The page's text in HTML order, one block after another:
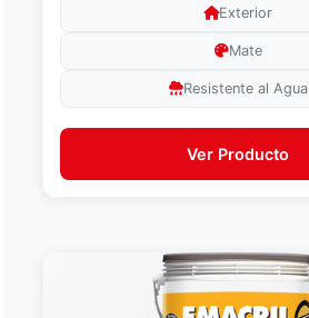
Exterior
Mate
Resistente al Agua
Ver Producto